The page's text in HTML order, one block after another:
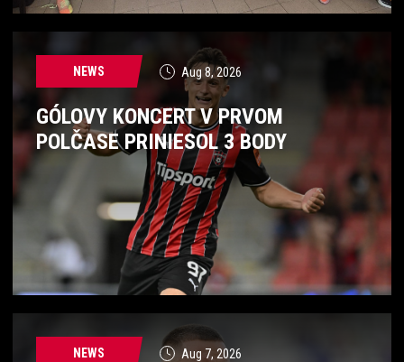
NEWS Aug 8, 2026
GÓLOVY KONCERT V PRVOM
POLČASE PRINIESOL 3 BODY
NEWS Aug 7, 2026